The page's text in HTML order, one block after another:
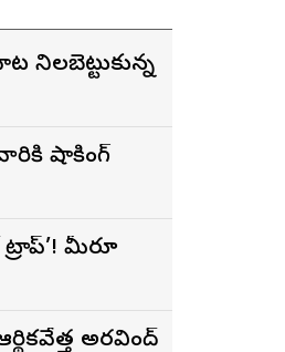
నిలబెట్టుకున్న
షాకింగ్
మీరూ